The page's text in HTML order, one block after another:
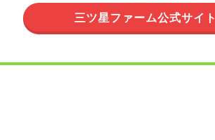
三ツ星ファーム公式サイト